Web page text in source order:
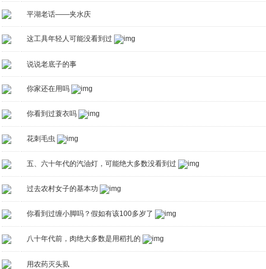
平湖老话——夹水庆
这工具年轻人可能没看到过
说说老底子的事
你家还在用吗
你看到过蓑衣吗
花刺毛虫
五、六十年代的汽油灯，可能绝大多数没看到过
过去农村女子的基本功
你看到过缠小脚吗？假如有该100多岁了
八十年代前，肉绝大多数是用稻扎的
用农药灭头虱